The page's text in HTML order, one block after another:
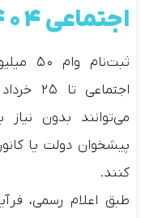
اجتماعی ۱۴۰۴
می‌توانند بدون
پیشخوان دولت یا
کنند.
طبق اعلام رسمی،